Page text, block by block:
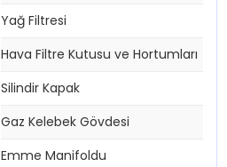
Yağ Filtresi
Hava Filtre Kutusu ve Hortumları
Silindir Kapak
Gaz Kelebek Gövdesi
Emme Manifoldu